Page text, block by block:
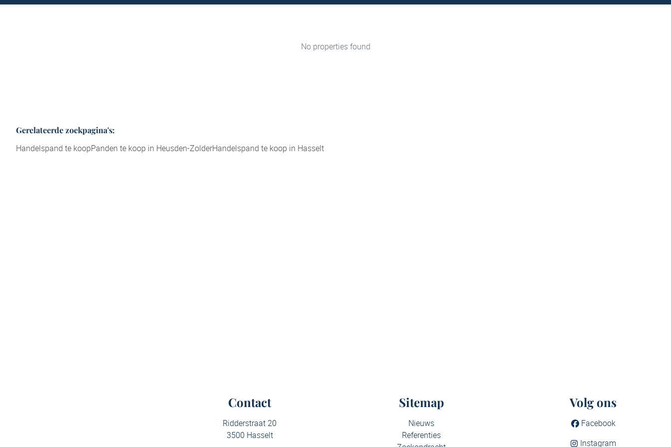
No properties found
Gerelateerde zoekpagina's:
Handelspand te koopPanden te koop in Heusden-ZolderHandelspand te koop in Hasselt
Contact
Ridderstraat 20
3500 Hasselt
Sitemap
Nieuws
Referenties
Volg ons
Facebook
Instagram